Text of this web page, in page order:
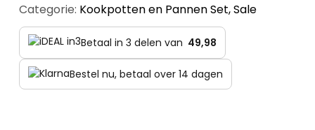
Categorie: Kookpotten en Pannen Set,Sale
Betaal in 3 delen van 49,98
Bestel nu, betaal over 14 dagen